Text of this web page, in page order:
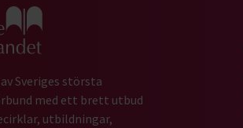
startsida
Sveriges största
med ett brett utbud
utbildningar,